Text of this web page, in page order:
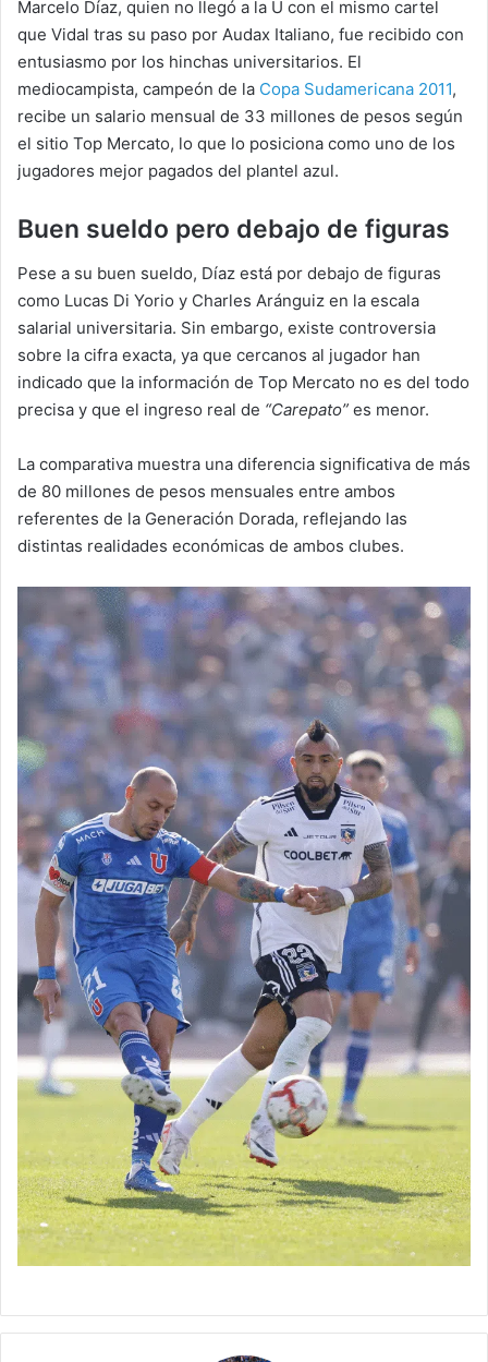
Marcelo Díaz, quien no llegó a la U con el mismo cartel
que Vidal tras su paso por Audax Italiano, fue recibido con
entusiasmo por los hinchas universitarios. El
mediocampista, campeón de la Copa Sudamericana 2011,
recibe un salario mensual de 33 millones de pesos según
el sitio Top Mercato, lo que lo posiciona como uno de los
jugadores mejor pagados del plantel azul.
Buen sueldo pero debajo de figuras
Pese a su buen sueldo, Díaz está por debajo de figuras
como Lucas Di Yorio y Charles Aránguiz en la escala
salarial universitaria. Sin embargo, existe controversia
sobre la cifra exacta, ya que cercanos al jugador han
indicado que la información de Top Mercato no es del todo
precisa y que el ingreso real de “Carepato” es menor.
La comparativa muestra una diferencia significativa de más
de 80 millones de pesos mensuales entre ambos
referentes de la Generación Dorada, reflejando las
distintas realidades económicas de ambos clubes.